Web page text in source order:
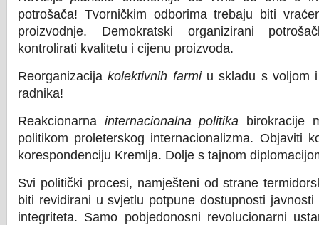
potrošača! Tvorničkim odborima trebaju biti
proizvodnje. Demokratski organizirani
kontrolirati kvalitetu i cijenu proizvoda.
Reorganizacijakolektivnih farmi u skladu s voljom
radnika!
Reakcionarna internacionalna politika birokracije
politikom proleterskog internacionalizma. Objaviti
korespondenciju Kremlja. Dolje s tajnom
Svi politički procesi, namješteni od strane
biti revidirani u svjetlu potpune dostupnosti
integriteta. Samo pobjedonosni revolucionarni